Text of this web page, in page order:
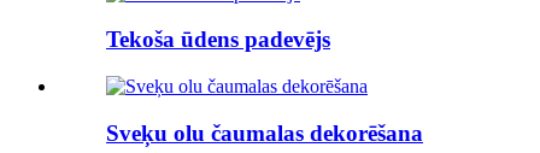
Tekoša ūdens padevējs
Sveķu olu čaumalas dekorēšana